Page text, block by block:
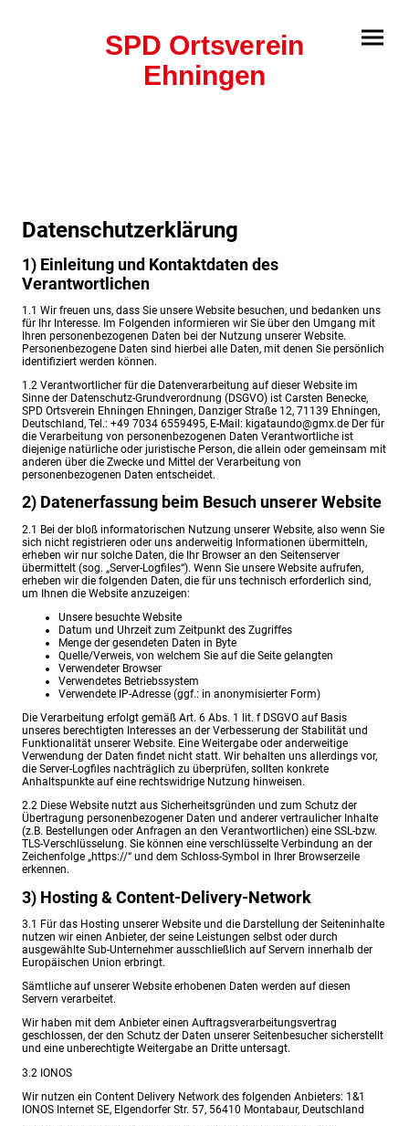
SPD Ortsverein
Ehningen
Datenschutzerklärung
1) Einleitung und Kontaktdaten des
Verantwortlichen
1.1 Wir freuen uns, dass Sie unsere Website besuchen, und bedanken uns
für Ihr Interesse. Im Folgenden informieren wir Sie über den Umgang mit
Ihren personenbezogenen Daten bei der Nutzung unserer Website.
Personenbezogene Daten sind hierbei alle Daten, mit denen Sie persönlich
identifiziert werden können.
1.2 Verantwortlicher für die Datenverarbeitung auf dieser Website im
Sinne der Datenschutz-Grundverordnung (DSGVO) ist Carsten Benecke,
SPD Ortsverein Ehningen Ehningen, Danziger Straße 12, 71139 Ehningen,
Deutschland, Tel.: +49 7034 6559495, E-Mail: kigataundo@gmx.de Der für
die Verarbeitung von personenbezogenen Daten Verantwortliche ist
diejenige natürliche oder juristische Person, die allein oder gemeinsam mit
anderen über die Zwecke und Mittel der Verarbeitung von
personenbezogenen Daten entscheidet.
2) Datenerfassung beim Besuch unserer Website
2.1 Bei der bloß informatorischen Nutzung unserer Website, also wenn Sie
sich nicht registrieren oder uns anderweitig Informationen übermitteln,
erheben wir nur solche Daten, die Ihr Browser an den Seitenserver
übermittelt (sog. „Server-Logfiles“). Wenn Sie unsere Website aufrufen,
erheben wir die folgenden Daten, die für uns technisch erforderlich sind,
um Ihnen die Website anzuzeigen:
Unsere besuchte Website
Datum und Uhrzeit zum Zeitpunkt des Zugriffes
Menge der gesendeten Daten in Byte
Quelle/Verweis, von welchem Sie auf die Seite gelangten
Verwendeter Browser
Verwendetes Betriebssystem
Verwendete IP-Adresse (ggf.: in anonymisierter Form)
Die Verarbeitung erfolgt gemäß Art. 6 Abs. 1 lit. f DSGVO auf Basis
unseres berechtigten Interesses an der Verbesserung der Stabilität und
Funktionalität unserer Website. Eine Weitergabe oder anderweitige
Verwendung der Daten findet nicht statt. Wir behalten uns allerdings vor,
die Server-Logfiles nachträglich zu überprüfen, sollten konkrete
Anhaltspunkte auf eine rechtswidrige Nutzung hinweisen.
2.2 Diese Website nutzt aus Sicherheitsgründen und zum Schutz der
Übertragung personenbezogener Daten und anderer vertraulicher Inhalte
(z.B. Bestellungen oder Anfragen an den Verantwortlichen) eine SSL-bzw.
TLS-Verschlüsselung. Sie können eine verschlüsselte Verbindung an der
Zeichenfolge „https://“ und dem Schloss-Symbol in Ihrer Browserzeile
erkennen.
3) Hosting & Content-Delivery-Network
3.1 Für das Hosting unserer Website und die Darstellung der Seiteninhalte
nutzen wir einen Anbieter, der seine Leistungen selbst oder durch
ausgewählte Sub-Unternehmer ausschließlich auf Servern innerhalb der
Europäischen Union erbringt.
Sämtliche auf unserer Website erhobenen Daten werden auf diesen
Servern verarbeitet.
Wir haben mit dem Anbieter einen Auftragsverarbeitungsvertrag
geschlossen, der den Schutz der Daten unserer Seitenbesucher sicherstellt
und eine unberechtigte Weitergabe an Dritte untersagt.
3.2 IONOS
Wir nutzen ein Content Delivery Network des folgenden Anbieters: 1&1
IONOS Internet SE, Elgendorfer Str. 57, 56410 Montabaur, Deutschland